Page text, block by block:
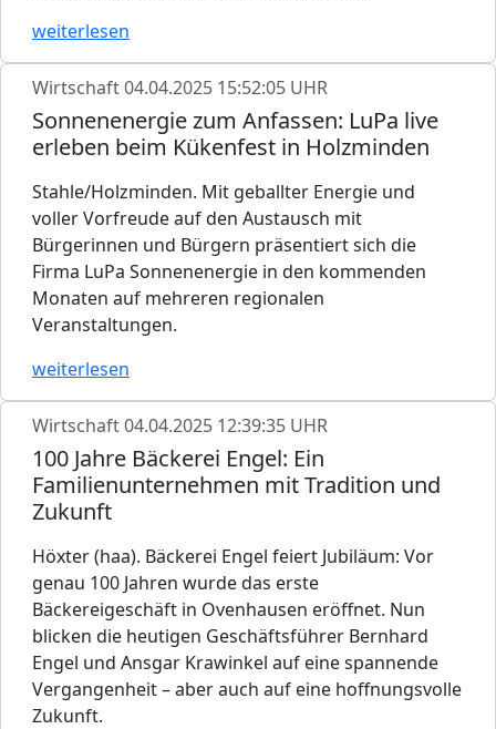
weiterlesen
Wirtschaft04.04.2025 15:52:05 UHR
Sonnenenergie zum Anfassen: LuPa live
erleben beim Kükenfest in Holzminden
Stahle/Holzminden. Mit geballter Energie und
voller Vorfreude auf den Austausch mit
Bürgerinnen und Bürgern präsentiert sich die
Firma LuPa Sonnenenergie in den kommenden
Monaten auf mehreren regionalen
Veranstaltungen.
weiterlesen
Wirtschaft04.04.2025 12:39:35 UHR
100 Jahre Bäckerei Engel: Ein
Familienunternehmen mit Tradition und
Zukunft
Höxter (haa). Bäckerei Engel feiert Jubiläum: Vor
genau 100 Jahren wurde das erste
Bäckereigeschäft in Ovenhausen eröffnet. Nun
blicken die heutigen Geschäftsführer Bernhard
Engel und Ansgar Krawinkel auf eine spannende
Vergangenheit – aber auch auf eine hoffnungsvolle
Zukunft.